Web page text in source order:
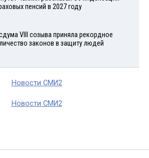
пенсий в 2027 году
VIII созыва приняла рекордное
законов в защиту людей
Новости СМИ2
Новости СМИ2